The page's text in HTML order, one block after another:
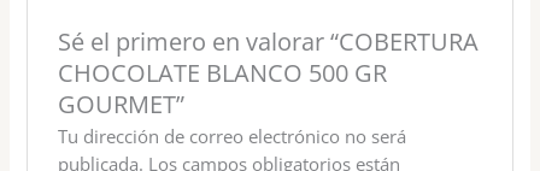
Sé el primero en valorar “COBERTURA
CHOCOLATE BLANCO 500 GR
GOURMET”
Tu dirección de correo electrónico no será
publicada. Los campos obligatorios están